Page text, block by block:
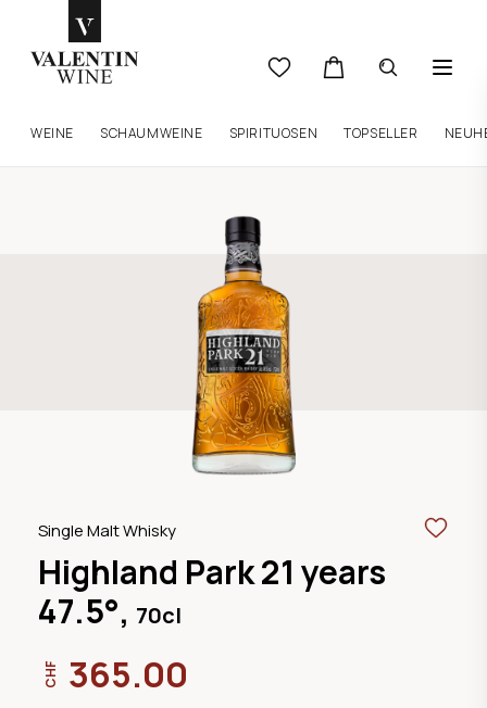
WEINE SCHAUMWEINE SPIRITUOSEN TOPSELLER
Single Malt Whisky
Highland Park 21 years
47.5°, 70cl
CHF 365.00